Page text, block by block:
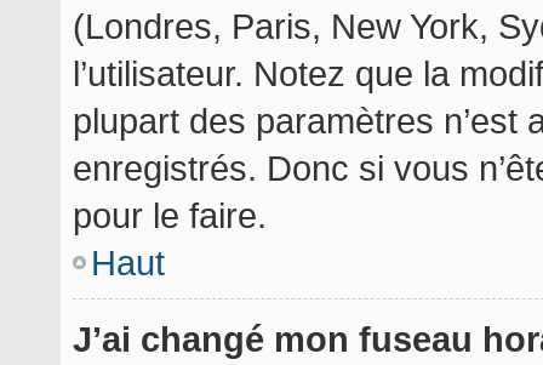
(Londres, Paris, New York,
l’utilisateur. Notez que la
plupart des paramètres n’est
enregistrés. Donc si vous
pour le faire.
Haut
J’ai changé mon fuseau